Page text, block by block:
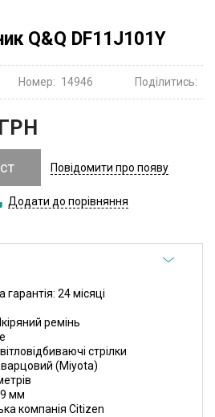
Q&Q DF11J101Y
Номер: 14946 Поділитись:
ГРН
Повідомити про появу
Додати до порівняння
гарантія: 24 місяці
ремінь
стрілки
(Miyota)
мм
компанія Citizen